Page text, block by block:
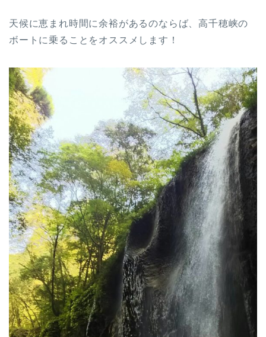
天候に恵まれ時間に余裕があるのならば、高千穂峡の
ボートに乗ることをオススメします！